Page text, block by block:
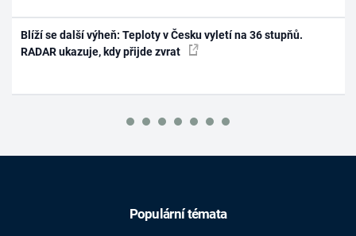
Blíží se další výheň: Teploty v Česku vyletí na 36 stupňů.
RADAR ukazuje, kdy přijde zvrat
Populární témata